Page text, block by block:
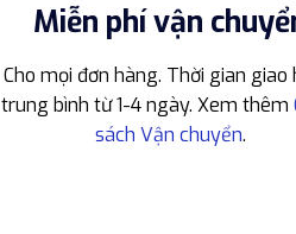
Miễn phí vận
Cho mọi đơn hàng. Thời gian giao
trung bình từ 1-4 ngày. Xem thêm
sách Vận chuyển.